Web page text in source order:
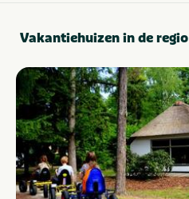
Vakantiehuizen in de regio